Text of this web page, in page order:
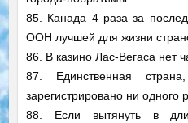
85. Канада 4 раза за
ООН лучшей для жизни
86. В казино Лас-Вегаса нет
87. Единственная
зарегистрировано ни одного
88. Если вытянуть в